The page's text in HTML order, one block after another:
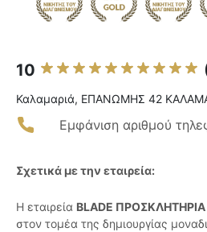
10
Καλαμαριά, ΕΠΑΝΩΜΗΣ 42
Εμφάνιση αριθμού
Σχετικά με την εταιρεία:
Η εταιρεία BLADE ΠΡΟΣΚΛΗΤΗΡΙΑ
στον τομέα της δημιουργίας